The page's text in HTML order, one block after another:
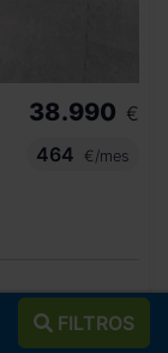
FILTROS
38.990 €
464
€/mes